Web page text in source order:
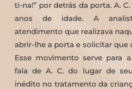
ti-na!” por detrás da porta. A.
anos de idade. A
atendimento que realizava
abrir-lhe a porta e solicitar que
Esse movimento serve para
fala de A. C. do lugar de
inédito no tratamento da